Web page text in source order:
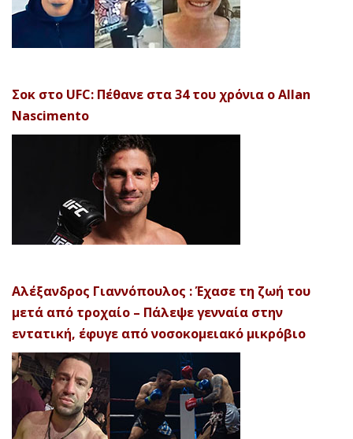
Σοκ στο UFC: Πέθανε στα 34 του χρόνια ο Allan
Nascimento
Αλέξανδρος Γιαννόπουλος : Έχασε τη ζωή του
μετά από τροχαίο – Πάλεψε γενναία στην
εντατική, έφυγε από νοσοκομειακό μικρόβιο